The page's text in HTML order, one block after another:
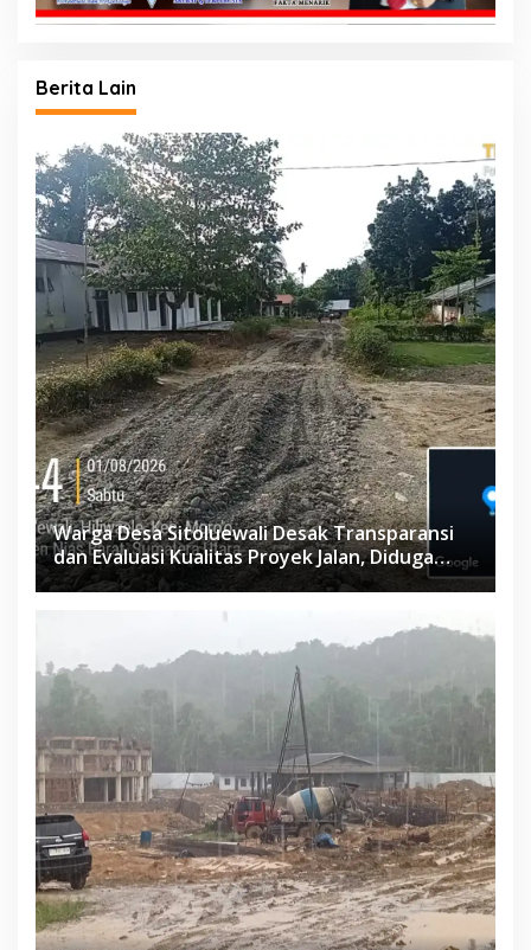
Berita Lain
Warga Desa Sitoluewali Desak Transparansi
dan Evaluasi Kualitas Proyek Jalan, Diduga
Minim Informasi